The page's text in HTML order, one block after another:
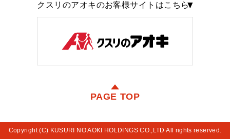
クスリのアオキのお客様サイトはこちら
PAGE TOP
Copyright (C) KUSURI NO AOKI HOLDINGS CO.,LTD All rights reserved.